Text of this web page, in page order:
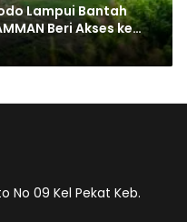
Lampui Bantah
Beri Akses ke
No 09 Kel Pekat Keb.